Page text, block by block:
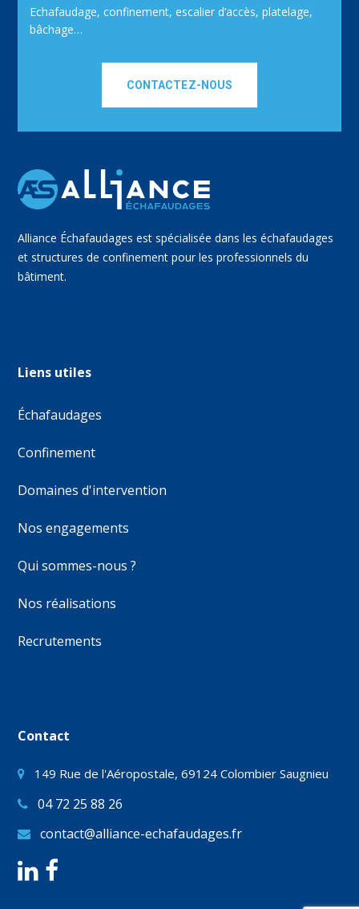
Echafaudage, confinement, escalier d’accès, platelage,
bâchage…
CONTACTEZ-NOUS
Alliance Échafaudages est spécialisée dans les échafaudages
et structures de confinement pour les professionnels du
bâtiment.
Liens utiles
Échafaudages
Confinement
Domaines d'intervention
Nos engagements
Qui sommes-nous ?
Nos réalisations
Recrutements
Contact
149 Rue de l'Aéropostale, 69124 Colombier Saugnieu
04 72 25 88 26
contact@alliance-echafaudages.fr